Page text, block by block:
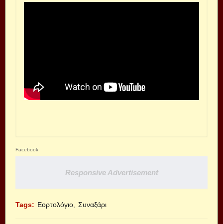
Facebook
Responsive Advertisement
Tags: Εορτολόγιο Συναξάρι